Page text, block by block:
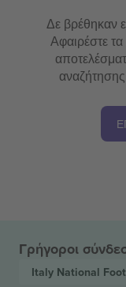
Δε βρέθηκαν
Αφαιρέστε τα
Γρήγοροι
Italy National